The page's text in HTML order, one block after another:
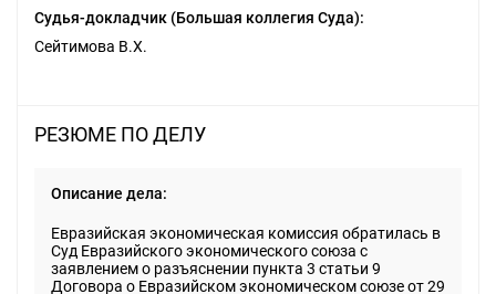
Судья-докладчик (Большая коллегия Суда):
Сейтимова В.Х.
РЕЗЮМЕ ПО ДЕЛУ
Описание дела:
Евразийская экономическая комиссия обратилась в
Суд Евразийского экономического союза с
заявлением о разъяснении пункта 3 статьи 9
Договора о Евразийском экономическом союзе от 29